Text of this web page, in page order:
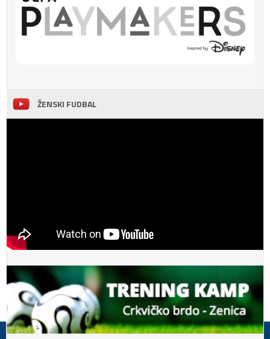
ŽENSKI FUDBAL